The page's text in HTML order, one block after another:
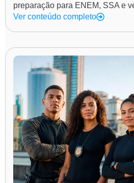
preparação para ENEM, SSA e
Ver conteúdo completo